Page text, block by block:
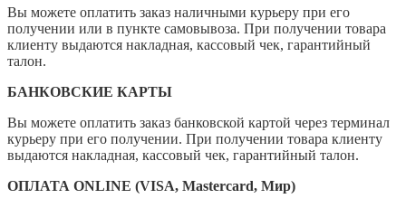
Вы можете оплатить заказ наличными курьеру при его
получении или в пункте самовывоза. При получении товара
клиенту выдаются накладная, кассовый чек, гарантийный
талон.
БАНКОВСКИЕ КАРТЫ
Вы можете оплатить заказ банковской картой через терминал
курьеру при его получении. При получении товара клиенту
выдаются накладная, кассовый чек, гарантийный талон.
ОПЛАТА ONLINE (VISA, Mastercard, Мир)